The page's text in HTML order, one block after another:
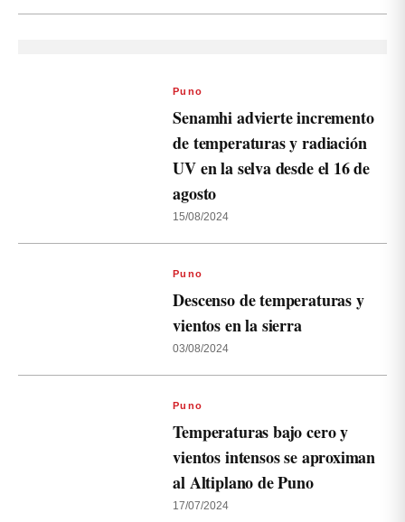
Puno
Senamhi advierte incremento
de temperaturas y radiación
UV en la selva desde el 16 de
agosto
15/08/2024
Puno
Descenso de temperaturas y
vientos en la sierra
03/08/2024
Puno
Temperaturas bajo cero y
vientos intensos se aproximan
al Altiplano de Puno
17/07/2024